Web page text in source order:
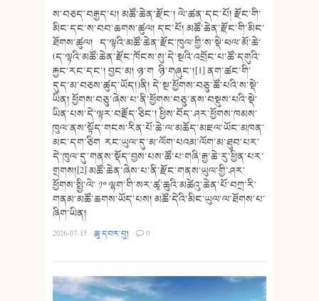
ས་བཅད་བརྒྱད་པ། མཚོ་ཆེན་རྫོང་། ལེ་ཚན་དང་པོ། རྫོང་གི་
མིང་དང་ས་བབ་ཆགས་ཚུལ། དང་པོ། མཚོ་ཆེན་རྫོང་གི་མིང་
ཐོགས་ཚུལ། ད་ལྟའི་མཚོ་ཆེན་རྫོང་ཁུལ་གྱི་ས་སྡེ་ཕལ་མོ་ཆེ་
(ད་ལྟའི་མཚོ་ཆེན་རྫོང་ཁོངས་སུ་དེ་སྔའི་འབྲོང་པ་ཚོ་དགུའི་
རྐྱང་རང་དང་། བྱང་མ། ཉ་ག ཉི་གཞུང་།[1] ནག་ཚང་གི་
དུད་མ་བཅས་ཚུད་ཡོད།)ནི། དེ་སྔ་ཕྱོགས་བཅུ་ཚོ་པའི་ས་སྡེ་
ཡིན། ཕྱོགས་བཅུ་ཞེས་པ་ནི་ཕྱོགས་བཅུ་ནས་བསྡུས་པའི་སྡེ་
ཡིན་པས་དེ་ལྟར་བརྗོད་ཅིང་། ཕྱིས་བོད་ཤར་ཕྱོགས་ཁམས་
ཁུལ་ནས་སྟོད་གངས་རིན་པོ་ཆེ་ལ་མཆོད་མཇལ་ཡོང་མཁན་
མང་དག་ཅིག རང་ཡུལ་དུ་མ་ལོག་པའམ་ལོག་མ་ཐུབ་པར་
དེ་ཁུལ་དུ་གནས་སྡོད་བྱས་པས་ཚོ་པ་གཞི་རྒྱ་ཆེ་རུ་ཕྱིན་པར་
གྲགས།[2] མཚོ་ཆེན་ཞེས་པ་ནི་རྫོང་གནས་ཡུལ་གྱི་ཤར་
ཕྱོགས་སྤྱི་ལེ་ ༡༠ ལྷག་གི་སར་ཚྭ་ཆུའི་མཚེའུ་ཆེན་པོ་བཀྲ་རི་
གནམ་མཚོ་ཆགས་ཡོད་པས། མཚོ་དེའི་མིང་ཡུལ་ལ་ཐོགས་པ་
ཞིག་ཡིན།
2026-07-15 ·ཆུ་དབར་བུ། · 0